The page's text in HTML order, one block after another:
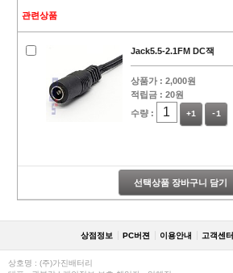
관련상품
Jack5.5-2.1FM DC잭
상품가 : 2,000원
적립금 : 20원
수량 :
+1 -1
선택상품 장바구니 담기
상점정보 PC버젼 이용안내 고객센터
상호명 : (주)가진배터리